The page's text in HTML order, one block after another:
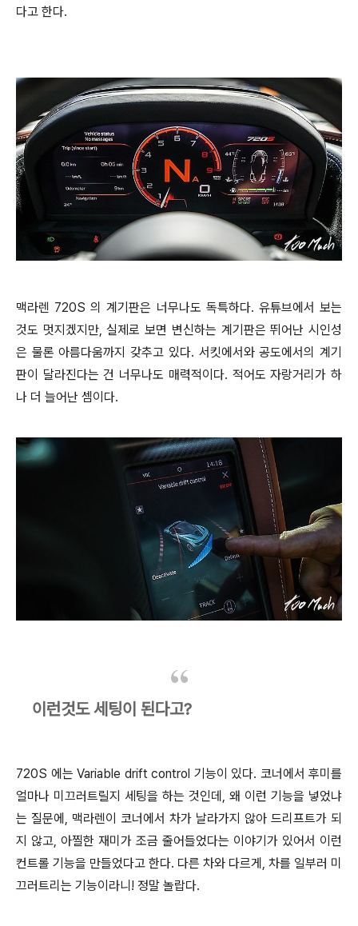
다고 한다.
맥라렌 720S 의 계기판은 너무나도 독특하다. 유튜브에서 보는
것도 멋지겠지만, 실제로 보면 변신하는 계기판은 뛰어난 시인성
은 물론 아름다움까지 갖추고 있다. 서킷에서와 공도에서의 계기
판이 달라진다는 건 너무나도 매력적이다. 적어도 자랑거리가 하
나 더 늘어난 셈이다.
이런것도 세팅이 된다고?
720S 에는 Variable drift control 기능이 있다. 코너에서 후미를
얼마나 미끄러트릴지 세팅을 하는 것인데, 왜 이런 기능을 넣었냐
는 질문에, 맥라렌이 코너에서 차가 날라가지 않아 드리프트가 되
지 않고, 아찔한 재미가 조금 줄어들었다는 이야기가 있어서 이런
컨트롤 기능을 만들었다고 한다. 다른 차와 다르게, 차를 일부러 미
끄러트리는 기능이라니! 정말 놀랍다.